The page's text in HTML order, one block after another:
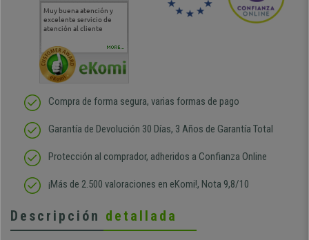
Muy buena atención y
excelente servicio de
atención al cliente
Muy buena atención de
cara al asesoramiento
Si estoy contento
MORE...
Compra de forma segura, varias formas de pago
Garantía de Devolución 30 Días, 3 Años de Garantía Total
Protección al comprador, adheridos a Confianza Online
¡Más de 2.500 valoraciones en eKomi!, Nota 9,8/10
Descripción detallada